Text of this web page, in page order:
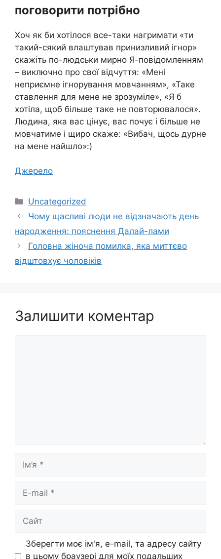
поговорити потрібно
Хоч як би хотілося все-таки нагримати «ти
такий-сякий влаштував принизливий ігнор»
скажіть по-людськи мирно Я-повідомленням
– виключно про свої відчуття: «Мені
неприємне ігнорування мовчанням», «Таке
ставлення для мене не зрозуміле», «Я б
хотіла, щоб більше таке не повторювалося».
Людина, яка вас цінує, вас почує і більше не
мовчатиме і щиро скаже: «Вибач, щось дурне
на мене найшло»:)
Джерело
Категорії
Uncategorized
Чому щасливі люди не відзначають день
народження: пояснення Далай-лами
Головна жіноча помилка, яка миттєво
відштовхує чоловіків
Залишити коментар
Ім’я
Сайт
Зберегти моє ім'я, e-mail, та адресу сайту
в цьому браузері для моїх подальших